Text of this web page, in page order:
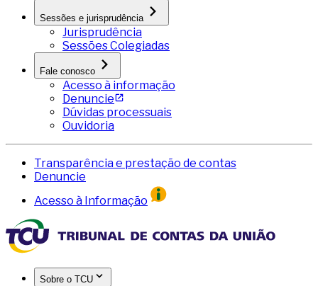
Sessões e jurisprudência
Jurisprudência
Sessões Colegiadas
Fale conosco
Acesso à informação
Denuncie
Dúvidas processuais
Ouvidoria
Transparência e prestação de contas
Denuncie
Acesso à Informação
Sobre o TCU